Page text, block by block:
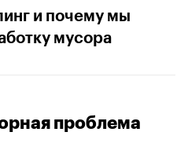
и почему мы
мусора
проблема